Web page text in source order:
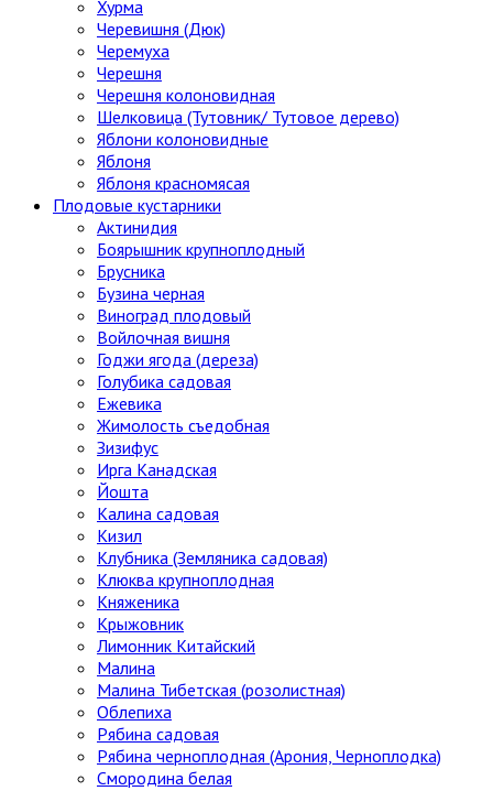
Хурма
Черевишня (Дюк)
Черемуха
Черешня
Черешня колоновидная
Шелковица (Тутовник/ Тутовое дерево)
Яблони колоновидные
Яблоня
Яблоня красномясая
Плодовые кустарники
Актинидия
Боярышник крупноплодный
Брусника
Бузина черная
Виноград плодовый
Войлочная вишня
Годжи ягода (дереза)
Голубика садовая
Ежевика
Жимолость съедобная
Зизифус
Ирга Канадская
Йошта
Калина садовая
Кизил
Клубника (Земляника садовая)
Клюква крупноплодная
Княженика
Крыжовник
Лимонник Китайский
Малина
Малина Тибетская (розолистная)
Облепиха
Рябина садовая
Рябина черноплодная (Арония, Черноплодка)
Смородина белая